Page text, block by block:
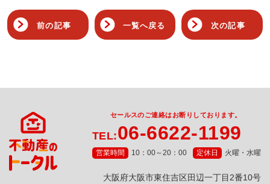
前の記事 一覧へ戻る 次の記事
セールスのご連絡はお断りしております。
TEL:06-6622-1199
営業時間 10：00～20：00 定休日 火曜・水曜
⼤阪府⼤阪市東住吉区⽥辺⼀丁⽬2番10号